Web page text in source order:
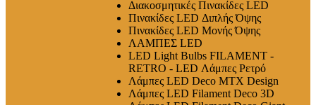
Διακοσμητικές Πινακίδες LED
Πινακίδες LED Διπλής Όψης
Πινακίδες LED Μονής Όψης
ΛΑΜΠΕΣ LED
LED Light Bulbs FILAMENT -
RETRO - LED Λάμπες Ρετρό
Λάμπες LED Deco MTX Design
Λάμπες LED Filament Deco 3D